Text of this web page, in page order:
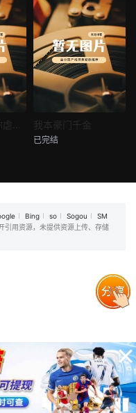
热播
我本豪门千金
我本豪门千金
已完结
Bing so Sogou
SM
引用资源，未提供资源上传、存储